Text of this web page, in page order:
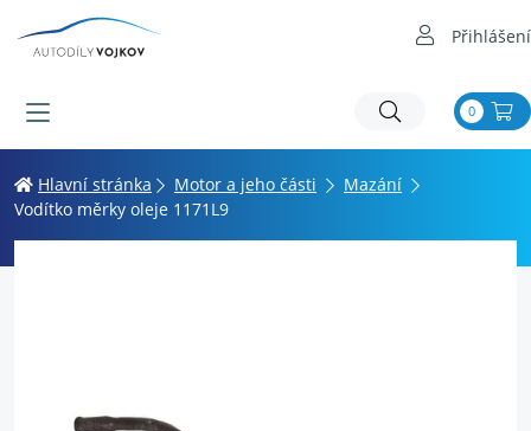
Přihlášení
0
Hlavní stránka Motor a jeho části
Mazání
Vodítko měrky oleje 1171L9